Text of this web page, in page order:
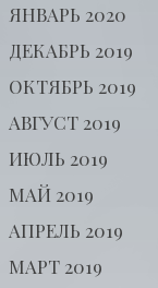
ЯНВАРЬ 2020
ДЕКАБРЬ 2019
ОКТЯБРЬ 2019
АВГУСТ 2019
ИЮЛЬ 2019
МАЙ 2019
АПРЕЛЬ 2019
МАРТ 2019